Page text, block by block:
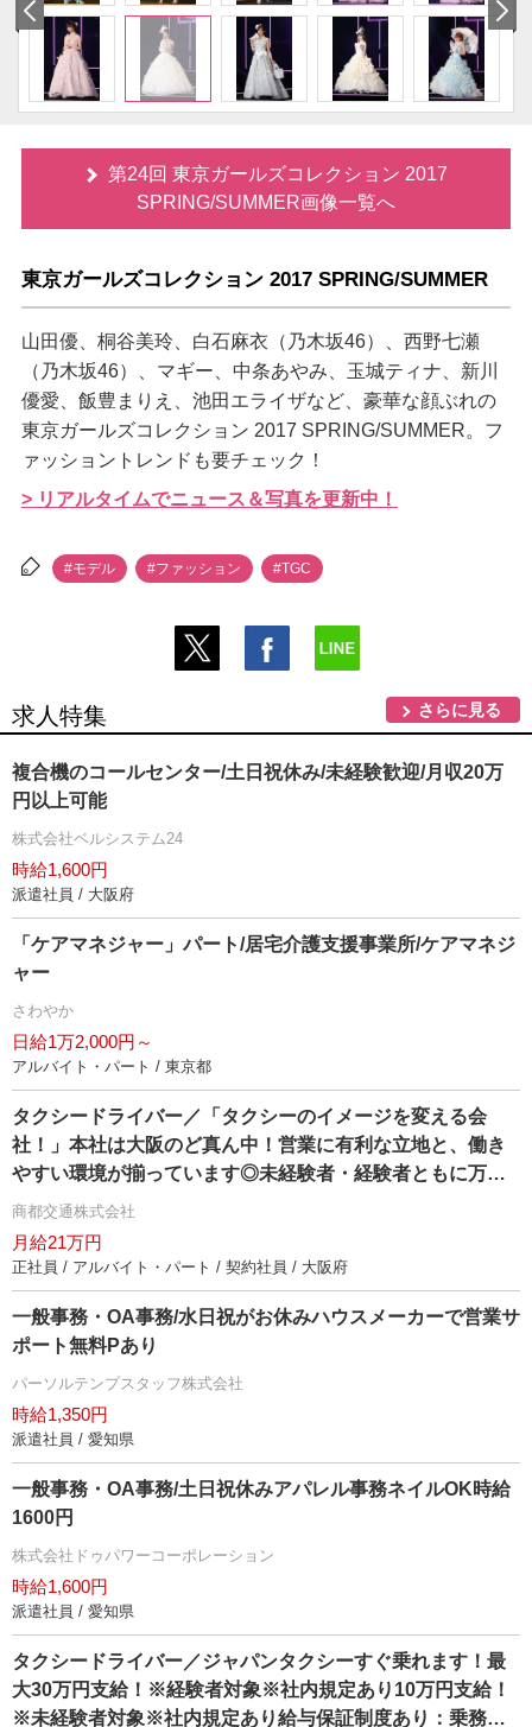
第24回 東京ガールズコレクション 2017
SPRING/SUMMER画像一覧へ
東京ガールズコレクション 2017 SPRING/SUMMER
山田優、桐谷美玲、白石麻衣（乃木坂46）、西野七瀬
（乃木坂46）、マギー、中条あやみ、玉城ティナ、新川
優愛、飯豊まりえ、池田エライザなど、豪華な顔ぶれの
東京ガールズコレクション 2017 SPRING/SUMMER。フ
ァッショントレンドも要チェック！
> リアルタイムでニュース＆写真を更新中！
#モデル #ファッション #TGC
求人特集 さらに見る
複合機のコールセンター/土日祝休み/未経験歓迎/月収20万
円以上可能
株式会社ベルシステム24
時給1,600円
派遣社員 / 大阪府
「ケアマネジャー」パート/居宅介護支援事業所/ケアマネジ
ャー
さわやか
日給1万2,000円～
アルバイト・パート / 東京都
タクシードライバー／「タクシーのイメージを変える会
社！」本社は大阪のど真ん中！営業に有利な立地と、働き
すい環境が揃っています◎未経験者・経験者ともに万全
のサポート体制でお待ちしております！
商都交通株式会社
月給21万円
正社員 / アルバイト・パート / 契約社員 / 大阪府
一般事務・OA事務/水日祝がお休みハウスメーカーで営業サ
ポート無料Pあり
パーソルテンプスタッフ株式会社
時給1,350円
派遣社員 / 愛知県
一般事務・OA事務/土日祝休みアパレル事務ネイルOK時給
1600円
株式会社ドゥパワーコーポレーション
時給1,600円
派遣社員 / 愛知県
タクシードライバー／ジャパンタクシーすぐ乗れます！最
大30万円支給！※経験者対象※社内規定あり10万円支給！
※未経験者対象※社内規定あり給与保証制度あり：乗務開